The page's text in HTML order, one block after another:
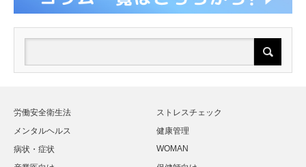
労働安全衛生法
ストレスチェック
メンタルヘルス
健康管理
病状・症状
WOMAN